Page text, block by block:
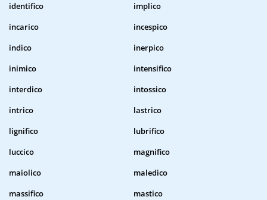
identifico
implico
incarico
incespico
indico
inerpico
inimico
intensifico
interdico
intossico
intrico
lastrico
lignifico
lubrifico
luccico
magnifico
maiolico
maledico
massifico
mastico